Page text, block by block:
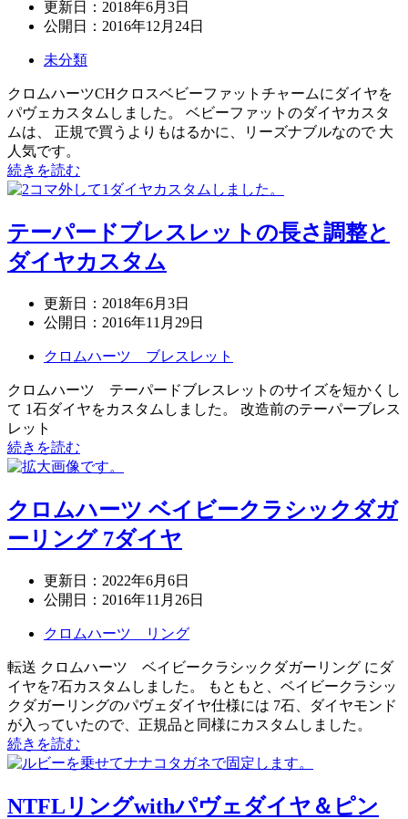
更新日： 2018年6月3日
公開日： 2016年12月24日
未分類
クロムハーツCHクロスベビーファットチャームにダイヤを
パヴェカスタムしました。 ベビーファットのダイヤカスタ
ムは、 正規で買うよりもはるかに、リーズナブルなので 大
人気です。
続きを読む
テーパードブレスレットの長さ調整と
ダイヤカスタム
更新日： 2018年6月3日
公開日： 2016年11月29日
クロムハーツ ブレスレット
クロムハーツ テーパードブレスレットのサイズを短かくし
て 1石ダイヤをカスタムしました。 改造前のテーパーブレス
レット
続きを読む
クロムハーツ ベイビークラシックダガ
ーリング 7ダイヤ
更新日： 2022年6月6日
公開日： 2016年11月26日
クロムハーツ リング
転送 クロムハーツ ベイビークラシックダガーリング にダ
イヤを7石カスタムしました。 もともと、ベイビークラシッ
クダガーリングのパヴェダイヤ仕様には 7石、ダイヤモンド
が入っていたので、正規品と同様にカスタムしました。
続きを読む
NTFLリングwithパヴェダイヤ＆ピン